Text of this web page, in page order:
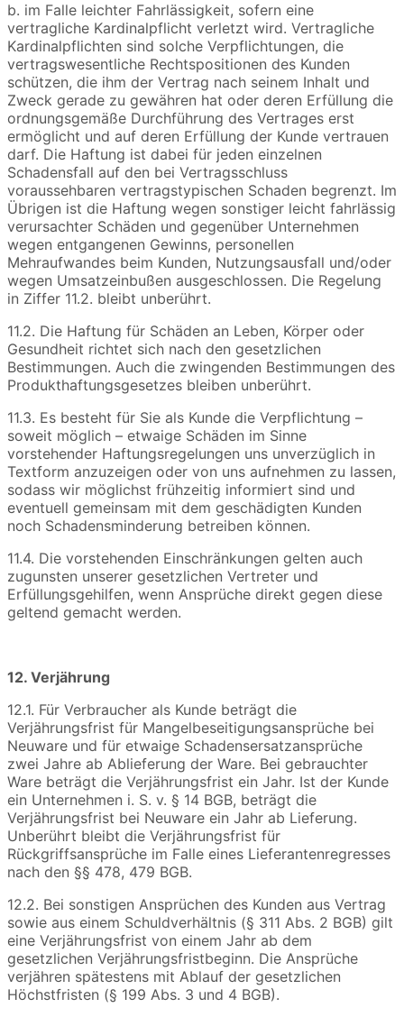
b. im Falle leichter Fahrlässigkeit, sofern eine
vertragliche Kardinalpflicht verletzt wird. Vertragliche
Kardinalpflichten sind solche Verpflichtungen, die
vertragswesentliche Rechtspositionen des Kunden
schützen, die ihm der Vertrag nach seinem Inhalt und
Zweck gerade zu gewähren hat oder deren Erfüllung die
ordnungsgemäße Durchführung des Vertrages erst
ermöglicht und auf deren Erfüllung der Kunde vertrauen
darf. Die Haftung ist dabei für jeden einzelnen
Schadensfall auf den bei Vertragsschluss
voraussehbaren vertragstypischen Schaden begrenzt. Im
Übrigen ist die Haftung wegen sonstiger leicht fahrlässig
verursachter Schäden und gegenüber Unternehmen
wegen entgangenen Gewinns, personellen
Mehraufwandes beim Kunden, Nutzungsausfall und/oder
wegen Umsatzeinbußen ausgeschlossen. Die Regelung
in Ziffer 11.2. bleibt unberührt.
11.2. Die Haftung für Schäden an Leben, Körper oder
Gesundheit richtet sich nach den gesetzlichen
Bestimmungen. Auch die zwingenden Bestimmungen des
Produkthaftungsgesetzes bleiben unberührt.
11.3. Es besteht für Sie als Kunde die Verpflichtung –
soweit möglich – etwaige Schäden im Sinne
vorstehender Haftungsregelungen uns unverzüglich in
Textform anzuzeigen oder von uns aufnehmen zu lassen,
sodass wir möglichst frühzeitig informiert sind und
eventuell gemeinsam mit dem geschädigten Kunden
noch Schadensminderung betreiben können.
11.4. Die vorstehenden Einschränkungen gelten auch
zugunsten unserer gesetzlichen Vertreter und
Erfüllungsgehilfen, wenn Ansprüche direkt gegen diese
geltend gemacht werden.
12. Verjährung
12.1. Für Verbraucher als Kunde beträgt die
Verjährungsfrist für Mangelbeseitigungsansprüche bei
Neuware und für etwaige Schadensersatzansprüche
zwei Jahre ab Ablieferung der Ware. Bei gebrauchter
Ware beträgt die Verjährungsfrist ein Jahr. Ist der Kunde
ein Unternehmen i. S. v. § 14 BGB, beträgt die
Verjährungsfrist bei Neuware ein Jahr ab Lieferung.
Unberührt bleibt die Verjährungsfrist für
Rückgriffsansprüche im Falle eines Lieferantenregresses
nach den §§ 478, 479 BGB.
12.2. Bei sonstigen Ansprüchen des Kunden aus Vertrag
sowie aus einem Schuldverhältnis (§ 311 Abs. 2 BGB) gilt
eine Verjährungsfrist von einem Jahr ab dem
gesetzlichen Verjährungsfristbeginn. Die Ansprüche
verjähren spätestens mit Ablauf der gesetzlichen
Höchstfristen (§ 199 Abs. 3 und 4 BGB).